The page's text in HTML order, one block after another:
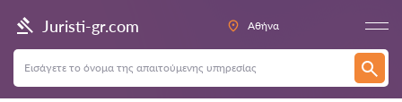
Juristi-gr.com Αθήνα
Πίσω